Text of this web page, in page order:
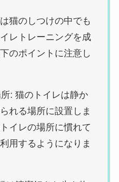
猫のしつけの中でも
レトレーニングを成
のポイントに注意し
: 猫のトイレは静か
れる場所に設置しま
イレの場所に慣れて
用するようになりま